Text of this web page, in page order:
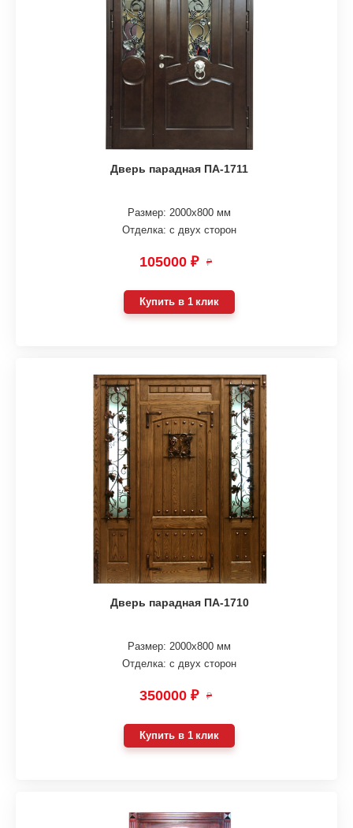
Дверь парадная ПА-1711
Размер: 2000х800 мм
Отделка: с двух сторон
105000 ₽ ₽
Купить в 1 клик
Дверь парадная ПА-1710
Размер: 2000х800 мм
Отделка: с двух сторон
350000 ₽ ₽
Купить в 1 клик